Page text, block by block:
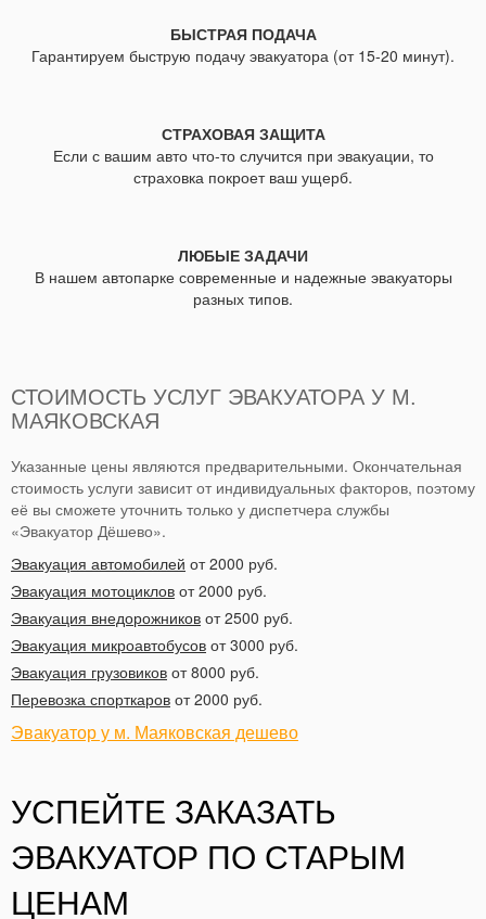
БЫСТРАЯ ПОДАЧА
Гарантируем быструю подачу эвакуатора (от 15-20 минут).
СТРАХОВАЯ ЗАЩИТА
Если с вашим авто что-то случится при эвакуации, то
страховка покроет ваш ущерб.
ЛЮБЫЕ ЗАДАЧИ
В нашем автопарке современные и надежные эвакуаторы
разных типов.
СТОИМОСТЬ УСЛУГ ЭВАКУАТОРА У М.
МАЯКОВСКАЯ
Указанные цены являются предварительными. Окончательная
стоимость услуги зависит от индивидуальных факторов, поэтому
её вы сможете уточнить только у диспетчера службы
«Эвакуатор Дёшево».
Эвакуация автомобилей от 2000 руб.
Эвакуация мотоциклов от 2000 руб.
Эвакуация внедорожников от 2500 руб.
Эвакуация микроавтобусов от 3000 руб.
Эвакуация грузовиков от 8000 руб.
Перевозка спорткаров от 2000 руб.
Эвакуатор у м. Маяковская дешево
УСПЕЙТЕ ЗАКАЗАТЬ
ЭВАКУАТОР ПО СТАРЫМ
ЦЕНАМ